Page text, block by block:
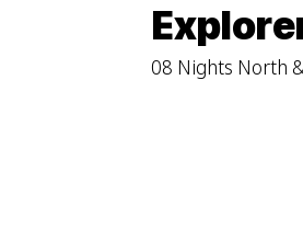
08 Nights North